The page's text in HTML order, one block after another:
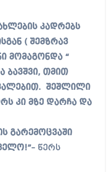
კადრებს
( შემზრავ
მომაგონდა “
ბავშვი, თმით
შეშლილი
კი მზე დარჩა და
გარემოცვაში
– წერს